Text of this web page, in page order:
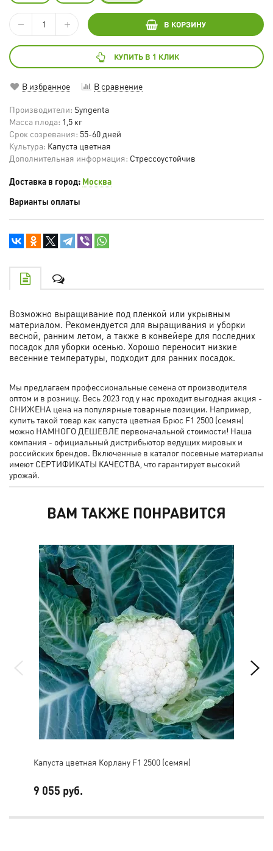
В КОРЗИНУ
КУПИТЬ В 1 КЛИК
В избранное В сравнение
Производители: Syngenta
Масса плода: 1,5 кг
Срок созревания: 55-60 дней
Культура: Капуста цветная
Дополнительная информация: Стрессоустойчив
Доставка в город: Москва
Варианты оплаты
Возможно выращивание под пленкой или укрывным
материалом. Рекомендуется для выращивания и уборки
весной, ранним летом, а также в конвейере для последних
посадок для уборки осенью. Хорошо переносит низкие
весенние температуры, подходит для ранних посадок.
Мы предлагаем профессиональные семена от производителя
оптом и в розницу. Весь 2023 год у нас проходит выгодная акция -
СНИЖЕНА цена на популярные товарные позиции. Например,
купить такой товар как капуста цветная Брюс F1 2500 (семян)
можно НАМНОГО ДЕШЕВЛЕ первоначальной стоимости! Наша
компания - официальный дистрибьютор ведущих мировых и
российских брендов. Включенные в каталог посевные материалы
имеют СЕРТИФИКАТЫ КАЧЕСТВА, что гарантирует высокий
урожай.
ВАМ ТАКЖЕ ПОНРАВИТСЯ
Капуста цветная Корлану F1 2500 (семян)
9 055 руб.